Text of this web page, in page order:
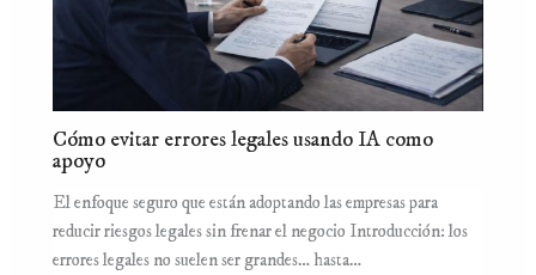
Cómo evitar errores legales usando IA como
apoyo
El enfoque seguro que están adoptando las empresas para
reducir riesgos legales sin frenar el negocio Introducción: los
errores legales no suelen ser grandes… hasta…